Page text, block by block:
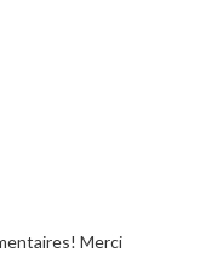
Merci